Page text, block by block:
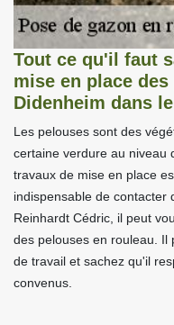
Tout ce qu'il faut
mise en place
Didenheim dans
Les pelouses sont des
certaine verdure au niveau
travaux de mise en place
indispensable de contacter
Reinhardt Cédric, il peut
des pelouses en rouleau. Il
de travail et sachez qu'il
convenus.